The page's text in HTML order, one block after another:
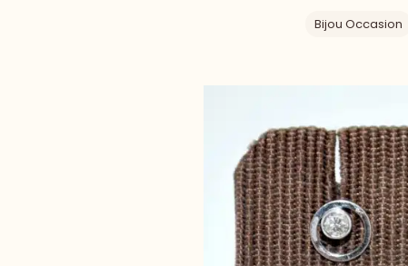
Bijou Occasion